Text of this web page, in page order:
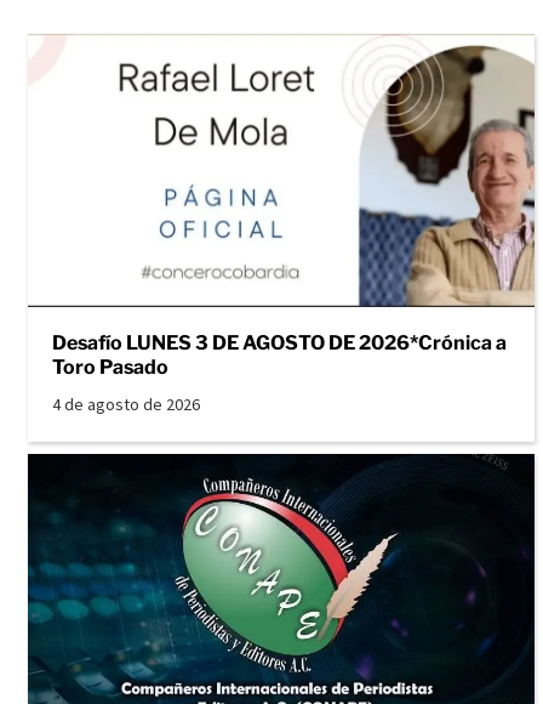
Desafío LUNES 3 DE AGOSTO DE 2026*Crónica a
Toro Pasado
4 de agosto de 2026